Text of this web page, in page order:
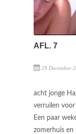
AFL. 7
29 December
acht jonge
verruilen voor
Een paar
zomerhuis en